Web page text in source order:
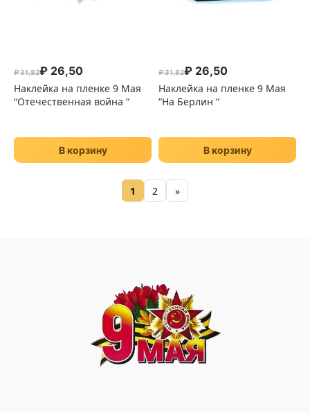
₽31,82
Первоначальная цена составляла ₽ 31,82.
₽ 26,50
Текущая цена: ₽ 26,50.
Наклейка на пленке 9 Мая
“Отечественная война “
В корзину
₽31,82
Первоначальная цена
₽ 26,50
Текущая цена: ₽ 26,50.
Наклейка на пленке 9 Мая
“На Берлин “
В корзину
1 2 »